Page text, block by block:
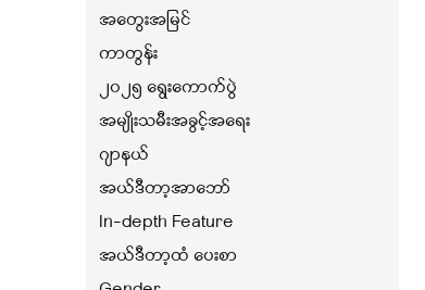
အတွေးအမြင်
ကာတွန်း
၂၀၂၅ ရွေးကောက်ပွဲ
အမျိုးသမီးအခွင့်အရေး
ဂျာနယ်
အယ်ဒီတာ့အာဘော်
In-depth Feature
အယ်ဒီတာ့ထံ ပေးစာ